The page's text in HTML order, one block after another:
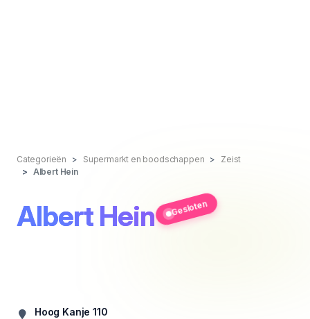
Categorieën Supermarkt en boodschappen
Zeist
Albert Hein
Albert Hein Gesloten
Hoog Kanje 110